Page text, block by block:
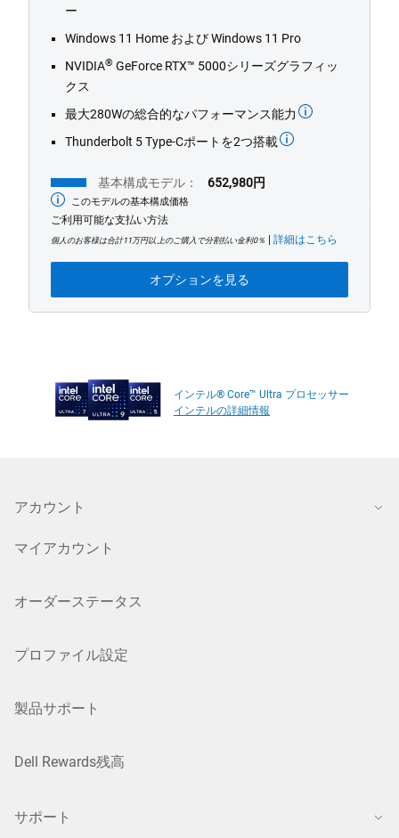
ー
Windows 11 Home および Windows 11 Pro
NVIDIA® GeForce RTX™ 5000シリーズグラフィッ
クス
最大280Wの総合的なパフォーマンス能力
Thunderbolt 5 Type-Cポートを2つ搭載
基本構成モデル： 652,980円
最
低
価
格
このモデルの基本構成価格
ご利用可能な支払い方法
個人のお客様は合計11万円以上のご購入で分割払い金利0％ | 詳細はこちら
オプションを見る
インテル® Core™ Ultra プロセッサー
インテルの詳細情報
アカウント
マイアカウント
オーダーステータス
プロファイル設定
製品サポート
Dell Rewards残高
サポート